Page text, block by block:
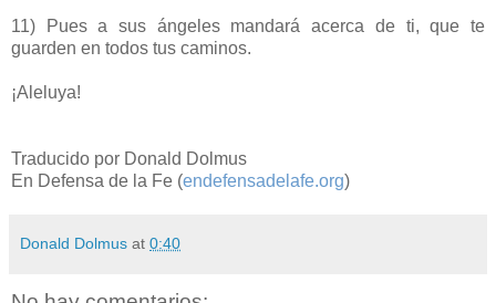
11) Pues a sus ángeles mandará acerca de ti, que te
guarden en todos tus caminos.
¡Aleluya!
Traducido por Donald Dolmus
En Defensa de la Fe (endefensadelafe.org)
Donald Dolmus at 0:40